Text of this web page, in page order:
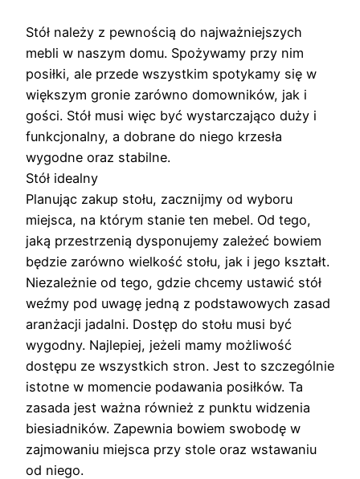
Stół należy z pewnością do najważniejszych
mebli w naszym domu. Spożywamy przy nim
posiłki, ale przede wszystkim spotykamy się w
większym gronie zarówno domowników, jak i
gości. Stół musi więc być wystarczająco duży i
funkcjonalny, a dobrane do niego krzesła
wygodne oraz stabilne.
Stół idealny
Planując zakup stołu, zacznijmy od wyboru
miejsca, na którym stanie ten mebel. Od tego,
jaką przestrzenią dysponujemy zależeć bowiem
będzie zarówno wielkość stołu, jak i jego kształt.
Niezależnie od tego, gdzie chcemy ustawić stół
weźmy pod uwagę jedną z podstawowych zasad
aranżacji jadalni. Dostęp do stołu musi być
wygodny. Najlepiej, jeżeli mamy możliwość
dostępu ze wszystkich stron. Jest to szczególnie
istotne w momencie podawania posiłków. Ta
zasada jest ważna również z punktu widzenia
biesiadników. Zapewnia bowiem swobodę w
zajmowaniu miejsca przy stole oraz wstawaniu
od niego.